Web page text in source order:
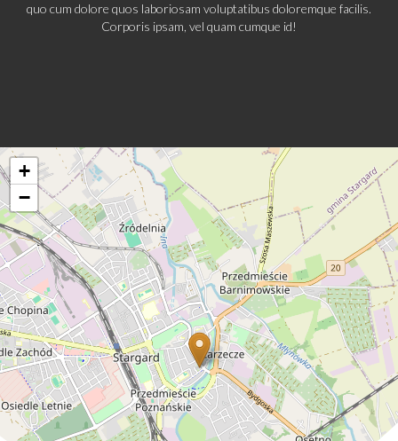
quo cum dolore quos laboriosam voluptatibus doloremque facilis.
Corporis ipsam, vel quam cumque id!
+
−